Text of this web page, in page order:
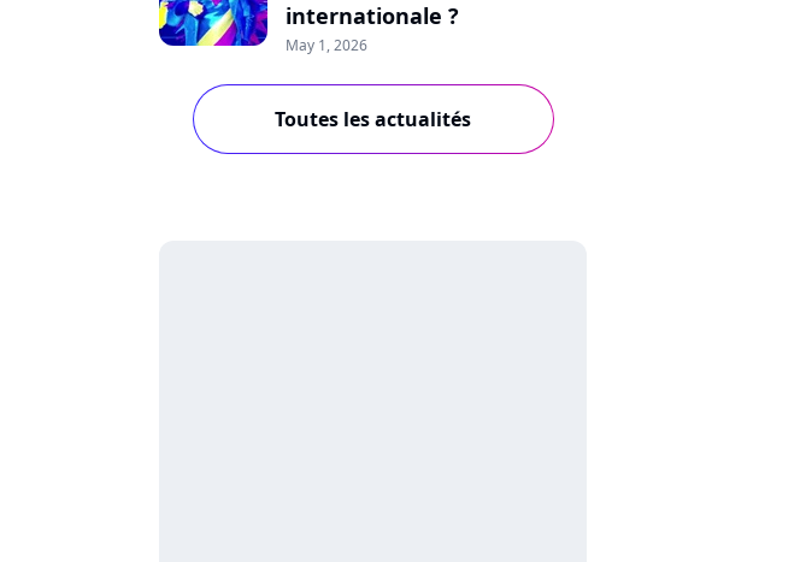
internationale ?
May 1, 2026
Toutes les actualités